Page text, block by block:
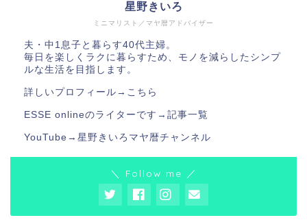
ミニマリスト／マヤ暦アドバイザー
星野きいろ
夫・中1息子と暮らす40代主婦。
毎日を楽しくラクに暮らすため、モノを減らしたシンプ
ルな生活を目指します。
詳しいプロフィール→ こちら
ESSE onlineのライターです→ 記事一覧
YouTube→ 星野きいろマヤ暦チャンネル
＼ Follow me ／